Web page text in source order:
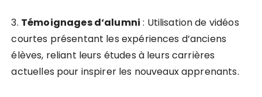
3. Témoignagesd‘alumni : Utilisation de vidéos
courtes présentant les expériences d’anciens
élèves, reliant leurs études à leurs carrières
actuelles pour inspirer les nouveaux apprenants.